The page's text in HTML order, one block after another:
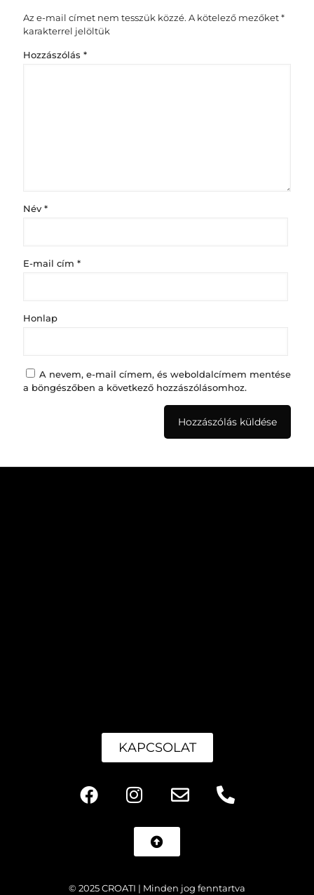
Az e-mail címet nem tesszük közzé. A kötelező mezőket*
karakterrel jelöltük
Hozzászólás *
Név *
E-mail cím *
Honlap
A nevem, e-mail címem, és weboldalcímem mentése
a böngészőben a következő hozzászólásomhoz.
KAPCSOLAT
© 2025 CROATI | Minden jog fenntartva